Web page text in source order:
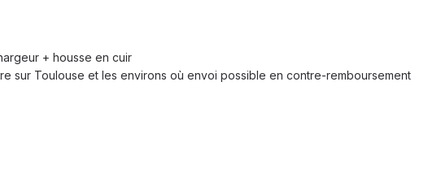
+ housse en cuir
sur Toulouse et les environs où envoi possible en contre-remboursement